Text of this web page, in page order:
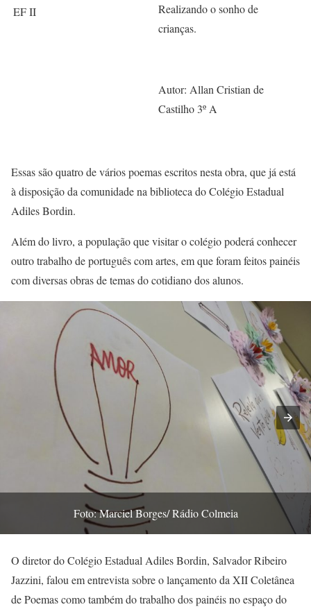
EF II
Realizando o sonho de
crianças.
Autor: Allan Cristian de
Castilho 3º A
Essas são quatro de vários poemas escritos nesta obra, que já está
à disposição da comunidade na biblioteca do Colégio Estadual
Adiles Bordin.
Além do livro, a população que visitar o colégio poderá conhecer
outro trabalho de português com artes, em que foram feitos painéis
com diversas obras de temas do cotidiano dos alunos.
Foto: Marciel Borges/ Rádio Colmeia
O diretor do Colégio Estadual Adiles Bordin, Salvador Ribeiro
Jazzini, falou em entrevista sobre o lançamento da XII Coletânea
de Poemas como também do trabalho dos painéis no espaço do